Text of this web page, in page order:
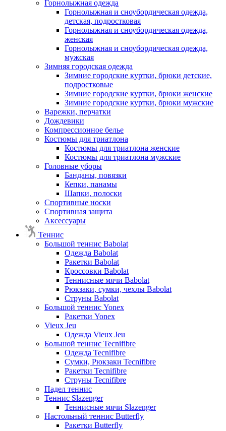
Горнолыжная одежда
Горнолыжная и сноубордическая одежда,
детская, подростковая
Горнолыжная и сноубордическая одежда,
женская
Горнолыжная и сноубордическая одежда,
мужская
Зимняя городская одежда
Зимние городские куртки, брюки детские,
подростковые
Зимние городские куртки, брюки женские
Зимние городские куртки, брюки мужские
Варежки, перчатки
Дождевики
Компрессионное белье
Костюмы для триатлона
Костюмы для триатлона женские
Костюмы для триатлона мужские
Головные уборы
Банданы, повязки
Кепки, панамы
Шапки, полоски
Спортивные носки
Спортивная защита
Аксессуары
Теннис
Большой теннис Babolat
Одежда Babolat
Ракетки Babolat
Кроссовки Babolat
Теннисные мячи Babolat
Рюкзаки, сумки, чехлы Babolat
Струны Babolat
Большой теннис Yonex
Ракетки Yonex
Vieux Jeu
Одежда Vieux Jeu
Большой теннис Tecnifibre
Одежда Tecnifibre
Сумки, Рюкзаки Tecnifibre
Ракетки Tecnifibre
Струны Tecnifibre
Падел теннис
Теннис Slazenger
Теннисные мячи Slazenger
Настольный теннис Butterfly
Ракетки Butterfly